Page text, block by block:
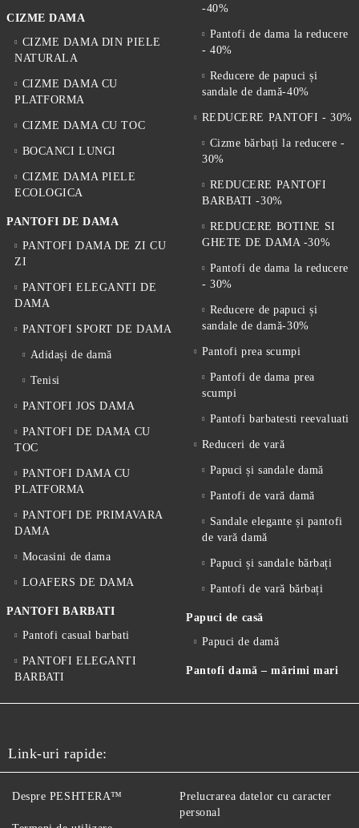
CIZME DAMA
CIZME DAMA DIN PIELE
NATURALA
CIZME DAMA CU
PLATFORMA
CIZME DAMA CU TOC
BOCANCI LUNGI
CIZME DAMA PIELE
ECOLOGICA
PANTOFI DE DAMA
PANTOFI DAMA DE ZI CU
ZI
PANTOFI ELEGANTI DE
DAMA
PANTOFI SPORT DE DAMA
Adidași de damă
Tenisi
PANTOFI JOS DAMA
PANTOFI DE DAMA CU
TOC
PANTOFI DAMA CU
PLATFORMA
PANTOFI DE PRIMAVARA
DAMA
Mocasini de dama
LOAFERS DE DAMA
PANTOFI BARBATI
Pantofi casual barbati
PANTOFI ELEGANTI
BARBATI
-40%
Pantofi de dama la reducere
- 40%
Reducere de papuci și
sandale de damă-40%
REDUCERE PANTOFI - 30%
Cizme bărbați la reducere -
30%
REDUCERE PANTOFI
BARBATI -30%
REDUCERE BOTINE SI
GHETE DE DAMA -30%
Pantofi de dama la reducere
- 30%
Reducere de papuci și
sandale de damă-30%
Pantofi prea scumpi
Pantofi de dama prea
scumpi
Pantofi barbatesti reevaluati
Reduceri de vară
Papuci și sandale damă
Pantofi de vară damă
Sandale elegante și pantofi
de vară damă
Papuci și sandale bărbați
Pantofi de vară bărbați
Papuci de casă
Papuci de damă
Pantofi damă – mărimi mari
Link-uri rapide:
Despre PESHTERA™
Prelucrarea datelor cu caracter
personal